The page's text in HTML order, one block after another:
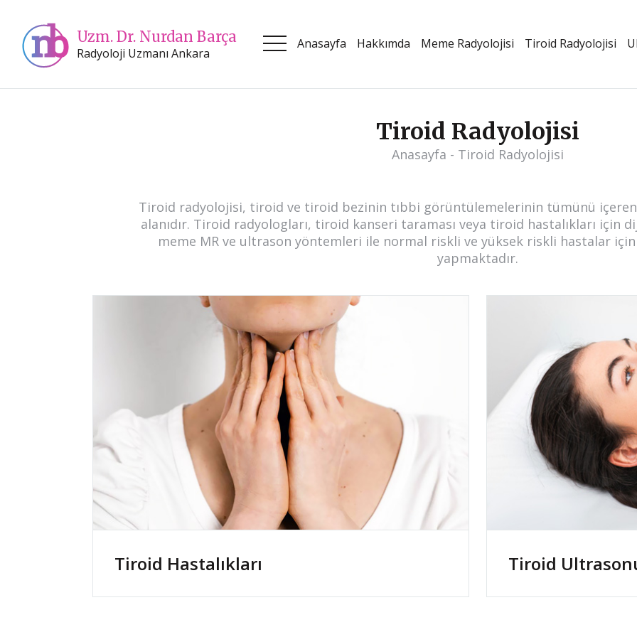
Uzm. Dr. Nurdan Barça
Radyoloji Uzmanı Ankara
Anasayfa Hakkımda Meme Radyolojisi Tiroid Radyolojisi
Tiroid Radyolojisi
Anasayfa Tiroid Radyolojisi
Tiroid radyolojisi, tiroid ve tiroid bezinin tıbbi görüntülemelerinin tümünü
alanıdır. Tiroid radyologları, tiroid kanseri taraması veya tiroid hastalıkları için
meme MR ve ultrason yöntemleri ile normal riskli ve yüksek riskli hastalar
yapmaktadır.
Tiroid Hastalıkları Tiroid